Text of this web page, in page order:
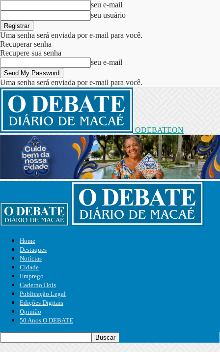
seu e-mail
seu usuário
Uma senha será enviada por e-mail para você.
Recuperar senha
Recupere sua senha
seu e-mail
Uma senha será enviada por e-mail para você.
ODEBATEON
Home
Destaques
Notícias
Cidade
Emprego
Caderno Dois
Publicação Legal
Edições Digitais
Opinião
50 Anos O DEBATE